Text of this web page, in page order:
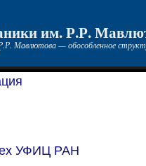
им. Р.Р.
Мавлютова — обособленное
УФИЦ РАН